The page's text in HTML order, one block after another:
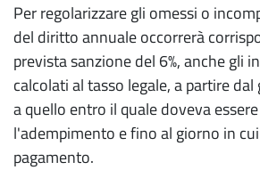
Per regolarizzare gli omessi o
del diritto annuale occorrerà
prevista sanzione del 6%, anche gli
calcolati al tasso legale, a partire
a quello entro il quale doveva
l'adempimento e fino al giorno in
pagamento.